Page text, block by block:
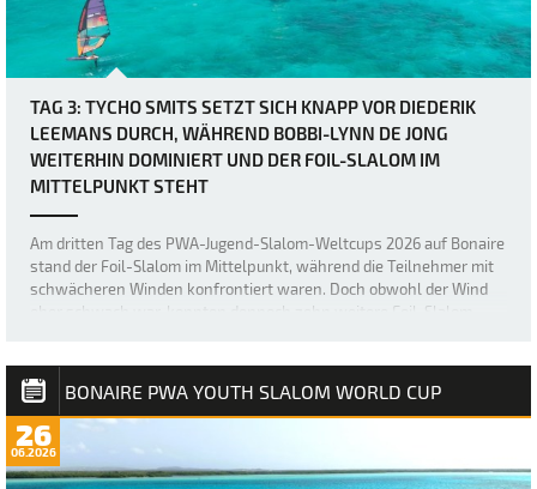
TAG 3: TYCHO SMITS SETZT SICH KNAPP VOR DIEDERIK
LEEMANS DURCH, WÄHREND BOBBI-LYNN DE JONG
WEITERHIN DOMINIERT UND DER FOIL-SLALOM IM
MITTELPUNKT STEHT
Am dritten Tag des PWA-Jugend-Slalom-Weltcups 2026 auf Bonaire
stand der Foil-Slalom im Mittelpunkt, während die Teilnehmer mit
schwächeren Winden konfrontiert waren. Doch obwohl der Wind
eher schwach war, konnten dennoch zehn weitere Foil-Slalom-
BONAIRE PWA YOUTH SLALOM WORLD CUP
26
06.2026